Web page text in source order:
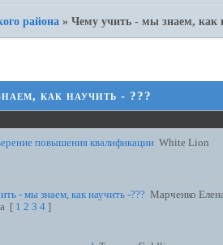
района »Чему учить - мы знаем, как
как научить - ???
повышения квалификации White Lion
- мы знаем, как научить -??? Марченко
[ 1 2 3 4 ]